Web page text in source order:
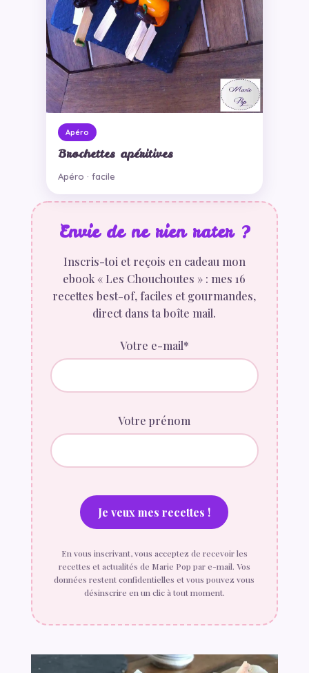
Apéro
Brochettes apéritives
Apéro · facile
Envie de ne rien rater ?
Inscris-toi et reçois en cadeau mon
ebook « Les Chouchoutes » : mes 16
recettes best-of, faciles et gourmandes,
direct dans ta boîte mail.
Votre e-mail*
Votre prénom
En vous inscrivant, vous acceptez de recevoir les
recettes et actualités de Marie Pop par e-mail. Vos
données restent confidentielles et vous pouvez vous
désinscrire en un clic à tout moment.